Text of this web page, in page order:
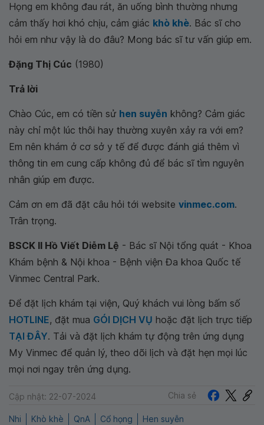
Họng em không đau rát, ăn uống bình thường nhưng
cảm thấy hơi khó chịu, cảm giác khò khè. Bác sĩ cho
hỏi em như vậy là do đâu? Mong bác sĩ tư vấn giúp em.
Đặng Thị Cúc (1980)
Trả lời
Chào Cúc, em có tiền sử hen suyễn không? Cảm giác
này chỉ một lúc thôi hay thường xuyên xảy ra với em?
Em nên khám ở cơ sở y tế để được đánh giá thêm vì
thông tin em cung cấp không đủ để bác sĩ tìm nguyên
nhân giúp em được.
Cảm ơn em đã đặt câu hỏi tới website vinmec.com.
Trân trọng.
BSCK II Hồ Viết Diễm Lệ - Bác sĩ Nội tổng quát - Khoa
Khám bệnh & Nội khoa - Bệnh viện Đa khoa Quốc tế
Vinmec Central Park.
Để đặt lịch khám tại viện, Quý khách vui lòng bấm số
HOTLINE, đặt mua GÓI DỊCH VỤ hoặc đặt lịch trực tiếp
TẠI ĐÂY. Tải và đặt lịch khám tự động trên ứng dụng
My Vinmec để quản lý, theo dõi lịch và đặt hẹn mọi lúc
mọi nơi ngay trên ứng dụng.
Cập nhật: 22-07-2024 Chia sẻ
Nhi Khò khè QnA Cổ họng Hen suyễn